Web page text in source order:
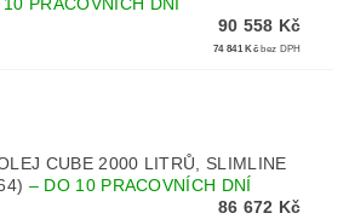
90 558 Kč
74 841 Kč bez DPH
CUBE 2000 LITRŮ, SLIMLINE
– DO 10 PRACOVNÍCH DNÍ
86 672 Kč